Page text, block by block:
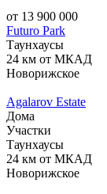
от 13 900 000
Futuro Park
Таунхаусы
24 км от МКАД
Новорижское
Agalarov Estate
Дома
Участки
Таунхаусы
24 км от МКАД
Новорижское